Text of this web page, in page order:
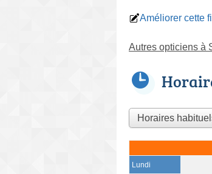
Améliorer cette
Autres opticiens à
Lundi